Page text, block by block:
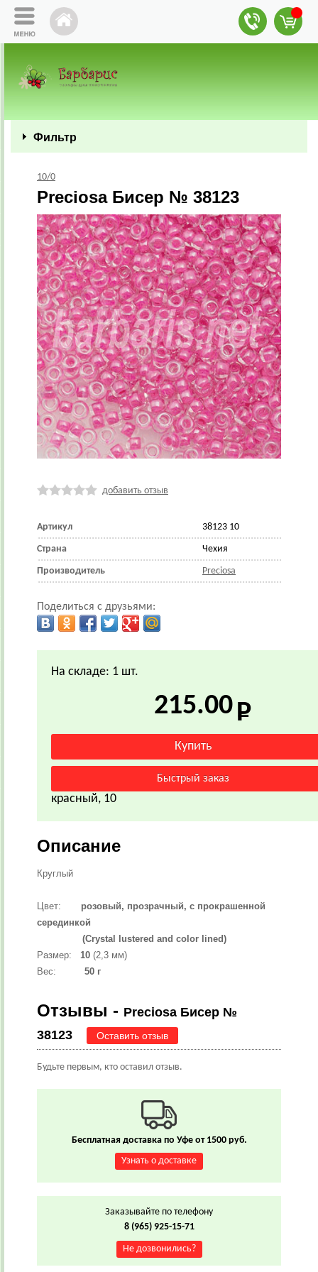
Фильтр
10/0
Preciosa Бисер № 38123
добавить отзыв
Артикул 38123 10
Страна Чехия
Производитель Preciosa
Поделиться с друзьями:
На складе: 1 шт.
215.00
красный, 10
Описание
Круглый
Цвет:
розовый, прозрачный, с прокрашенной
серединкой
(Crystal lustered and color lined)
Размер:
10 (2,3 мм)
Вес:
50 г
Отзывы - Preciosa Бисер №
38123
Оставить отзыв
Будьте первым, кто оставил отзыв.
Бесплатная доставка по Уфе от 1500 руб.
Узнать о доставке
Заказывайте по телефону
8 (965) 925-15-71
Не дозвонились?